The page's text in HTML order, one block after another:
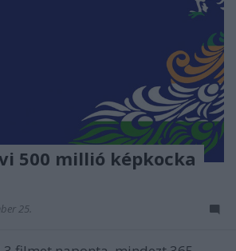
500 millió képkocka
25.